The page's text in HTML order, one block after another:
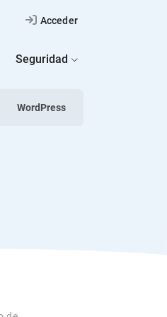
Acceder
Seguridad
WordPress